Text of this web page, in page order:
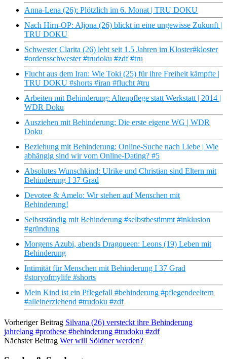
Anna-Lena (26): Plötzlich im 6. Monat | TRU DOKU
Nach Hirn-OP: Aljona (26) blickt in eine ungewisse Zukunft |
TRU DOKU
Schwester Clarita (26) lebt seit 1.5 Jahren im Kloster#kloster
#ordensschwester #trudoku #zdf #tru
Flucht aus dem Iran: Wie Toki (25) für ihre Freiheit kämpfte |
TRU DOKU #shorts #iran #flucht #tru
Arbeiten mit Behinderung: Altenpflege statt Werkstatt | 2014 |
WDR Doku
Ausziehen mit Behinderung: Die erste eigene WG | WDR
Doku
Beziehung mit Behinderung: Online-Suche nach Liebe | Wie
abhängig sind wir vom Online-Dating? #5
Absolutes Wunschkind: Ulrike und Christian sind Eltern mit
Behinderung I 37 Grad
Devotee & Amelo: Wir stehen auf Menschen mit
Behinderung!
Selbstständig mit Behinderung #selbstbestimmt #inklusion
#gründung
Morgens Azubi, abends Dragqueen: Leons (19) Leben mit
Behinderung
Intimität für Menschen mit Behinderung I 37 Grad
#storyofmylife #shorts
Mein Kind ist ein Pflegefall #behinderung #pflegendeeltern
#alleinerziehend #trudoku #zdf
Vorheriger Beitrag Silvana (26) versteckt ihre Behinderung
jahrelang #prothese #behinderung #trudoku #zdf
Nächster Beitrag Wer will Söldner werden?